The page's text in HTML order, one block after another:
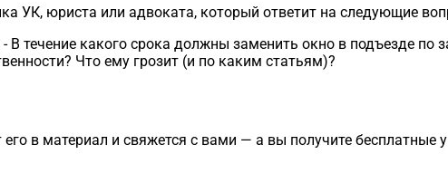
УК, юриста или адвоката, который ответит на следующие
течение какого срока должны заменить окно в подъезде по
Что ему грозит (и по каким статьям)?
в материал и свяжется с вами — а вы получите